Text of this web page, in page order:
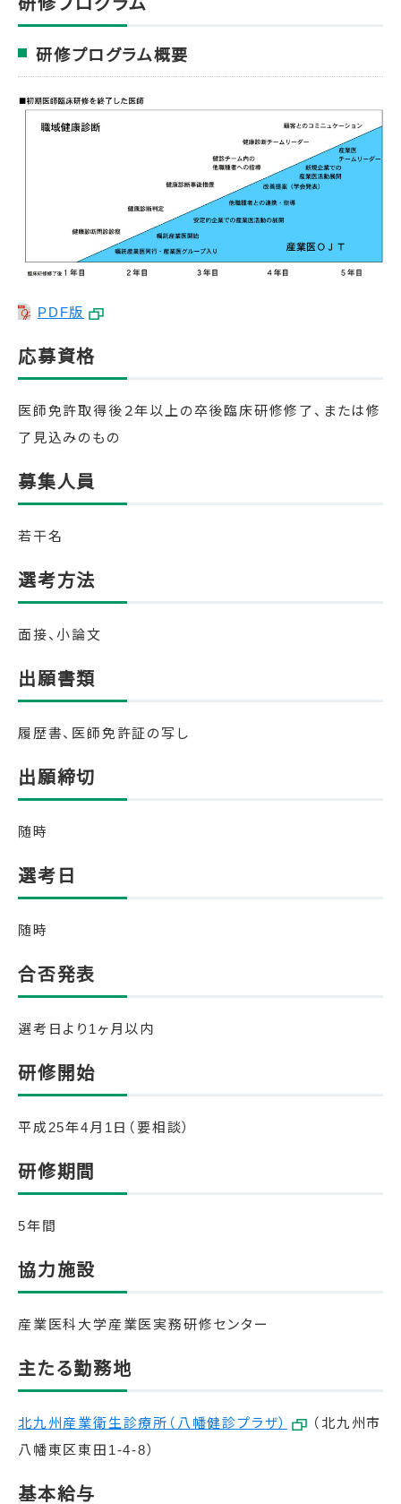
研修プログラム概要
PDF版
応募資格
医師免許取得後２年以上の卒後臨床研修修了、または修
了見込みのもの
募集人員
若干名
選考方法
面接、小論文
出願書類
履歴書、医師免許証の写し
出願締切
随時
選考日
随時
合否発表
選考日より1ヶ月以内
研修開始
平成25年4月1日（要相談）
研修期間
5年間
協力施設
産業医科大学産業医実務研修センター
主たる勤務地
北九州産業衛生診療所（八幡健診プラザ）
（北九州市
八幡東区東田1-4-8）
基本給与